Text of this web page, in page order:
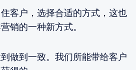
客户，选择合适的方式，这也
销的一种新方式。
做到一致。我们所能带给客户